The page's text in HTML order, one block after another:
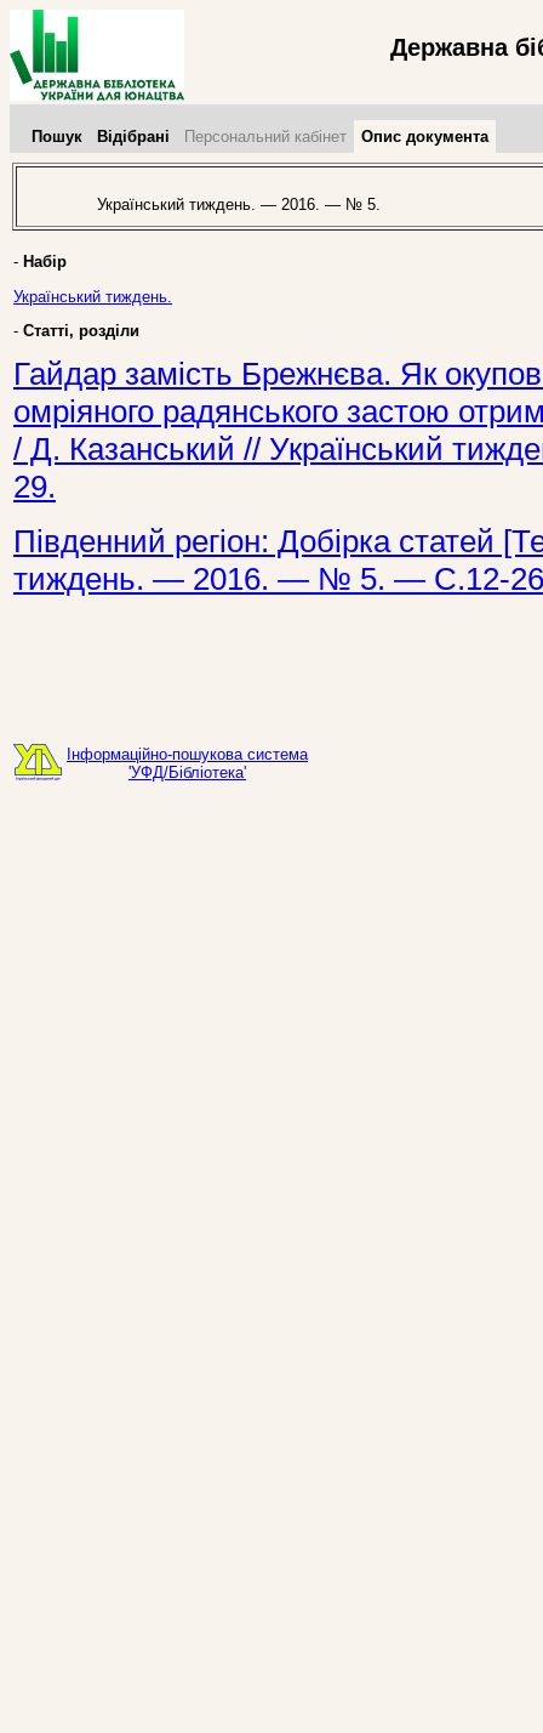
Державна
Пошук Відібрані Персональний кабінет Опис документа
Український тиждень. — 2016. — № 5.
- Набір
Український тиждень.
- Статті, розділи
Гайдар замість Брежнєва. Як
омріяного радянського застою
/ Д. Казанський // Український
29.
Південний регіон: Добірка статей
тиждень. — 2016. — № 5. — С.12-
Інформаційно-пошукова система
'УФД/Бібліотека'